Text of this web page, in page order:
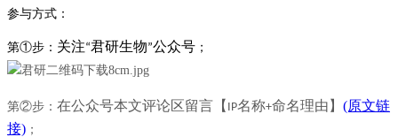
参与方式：
第①步： 关注“君研生物”公众号 ；
第②步： 在公众号本文评论区留言【 IP名称+命名理由】 (原文链
接) ；